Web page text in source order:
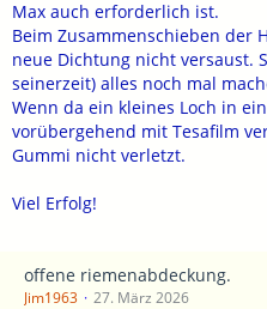
Max auch erforderlich ist.
Beim Zusammenschieben der
neue Dichtung nicht versaust.
seinerzeit) alles noch mal
Wenn da ein kleines Loch in
vorübergehend mit Tesafilm
Gummi nicht verletzt.
Viel Erfolg!
offene riemenabdeckung.
Jim1963 27. März 2026